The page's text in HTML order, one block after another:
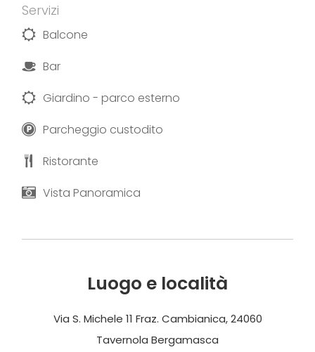
Servizi
Balcone
Bar
Giardino - parco esterno
Parcheggio custodito
Ristorante
Vista Panoramica
Luogo e località
Via S. Michele 11 Fraz. Cambianica, 24060
Tavernola Bergamasca